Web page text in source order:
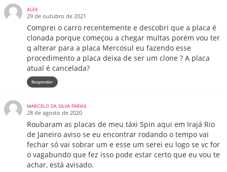
ALEX
29 de outubro de 2021
Comprei o carro recentemente e descobri que a placa é
clonada porque começou a chegar multas porém vou ter
q alterar para a placa Mercosul eu fazendo esse
procedimento a placa deixa de ser um clone ? A placa
atual é cancelada?
Responder
MARCELO DA SILVA FARIAS
28 de agosto de 2020
Roubaram as placas de meu táxi Spin aqui em Irajá Rio
de Janeiro aviso se eu encontrar rodando o tempo vai
fechar só vai sobrar um e esse um serei eu logo se vc for
o vagabundo que fez isso pode estar certo que eu vou te
achar, está avisado.